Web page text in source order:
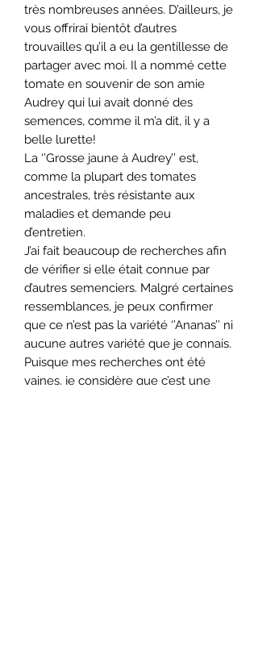
très nombreuses années. D’ailleurs, je
vous offrirai bientôt d’autres
trouvailles qu’il a eu la gentillesse de
partager avec moi. Il a nommé cette
tomate en souvenir de son amie
Audrey qui lui avait donné des
semences, comme il m’a dit, il y a
belle lurette!
La ‘’Grosse jaune à Audrey’’ est,
comme la plupart des tomates
ancestrales, très résistante aux
maladies et demande peu
d’entretien.
J’ai fait beaucoup de recherches afin
de vérifier si elle était connue par
d’autres semenciers. Malgré certaines
ressemblances, je peux confirmer
que ce n’est pas la variété ‘’Ananas’’ ni
aucune autres variété que je connais.
Puisque mes recherches ont été
vaines, je considère que c’est une